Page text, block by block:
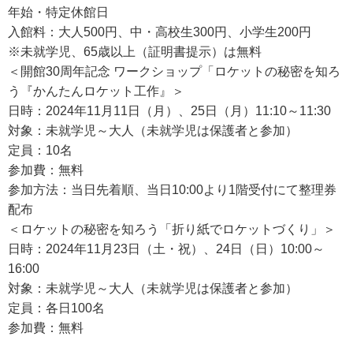
年始・特定休館日
入館料：大人500円、中・高校生300円、小学生200円
※未就学児、65歳以上（証明書提示）は無料
＜開館30周年記念 ワークショップ「ロケットの秘密を知ろ
う『かんたんロケット工作』＞
日時：2024年11月11日（月）、25日（月）11:10～11:30
対象：未就学児～大人（未就学児は保護者と参加）
定員：10名
参加費：無料
参加方法：当日先着順、当日10:00より1階受付にて整理券
配布
＜ロケットの秘密を知ろう「折り紙でロケットづくり」＞
日時：2024年11月23日（土・祝）、24日（日）10:00～
16:00
対象：未就学児～大人（未就学児は保護者と参加）
定員：各日100名
参加費：無料